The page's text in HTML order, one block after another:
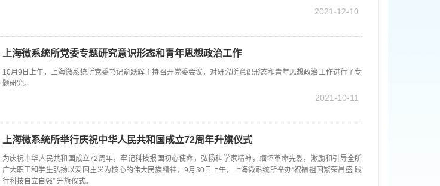
2021-12-10
上海微系统所党委专题研究意识形态和青年思想政治工作
10月9日上午，上海微系统所党委书记俞跃辉主持召开党委会议，对研究所意识形态和青年思想政治工作进行了专
题研究。
2021-10-11
上海微系统所举行庆祝中华人民共和国成立72周年升旗仪式
为庆祝中华人民共和国成立72周年，牢记科技报国初心使命，弘扬科学家精神，缅怀革命先烈，激励和引导全所
广大职工和学生弘扬以爱国主义为核心的伟大民族精神，9月30日上午，上海微系统所举办“祝福祖国繁荣昌盛 践
行科技自立自强” 升旗仪式。